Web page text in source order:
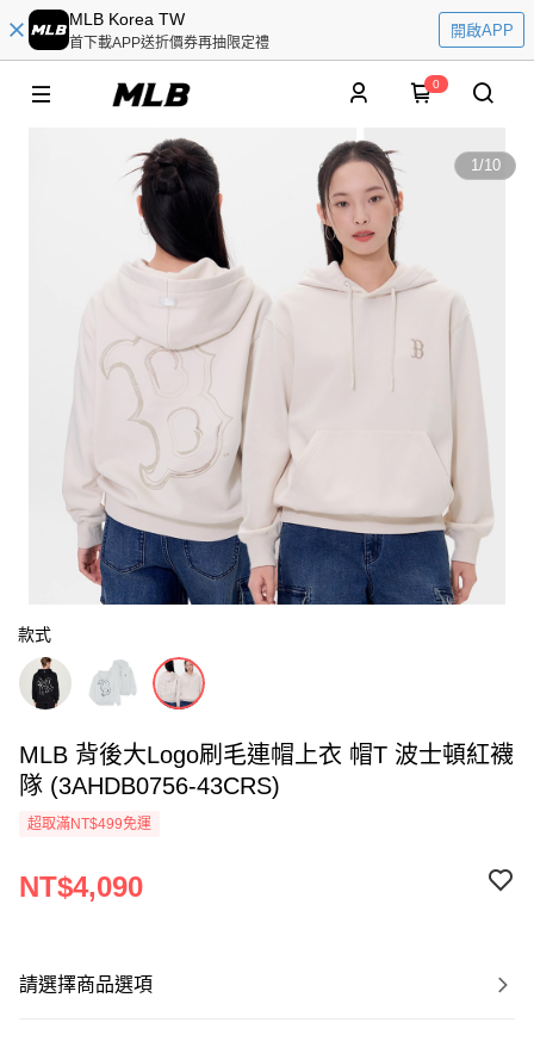
MLB Korea TW
首下載APP送折價券再抽限定禮
開啟APP
0
1/10
款式
MLB 背後大Logo刷毛連帽上衣 帽T 波士頓紅襪
隊 (3AHDB0756-43CRS)
超取滿NT$499免運
NT$4,090
請選擇商品選項